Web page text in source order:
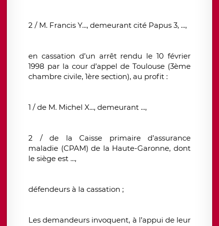
2 / M. Francis Y..., demeurant cité Papus 3, ...,
en cassation d’un arrêt rendu le 10 février
1998 par la cour d’appel de Toulouse (3ème
chambre civile, 1ère section), au profit :
1 / de M. Michel X..., demeurant ...,
2 / de la Caisse primaire d’assurance
maladie (CPAM) de la Haute-Garonne, dont
le siège est ...,
défendeurs à la cassation ;
Les demandeurs invoquent, à l’appui de leur